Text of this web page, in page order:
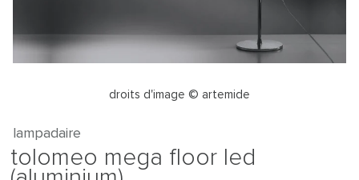
droits d'image © artemide
lampadaire
tolomeo mega floor led